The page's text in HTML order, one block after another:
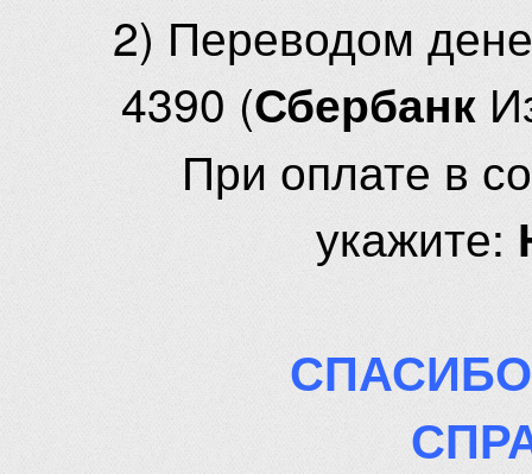
2) Переводом
4390 (Сбербанк
При оплате в
укажите: